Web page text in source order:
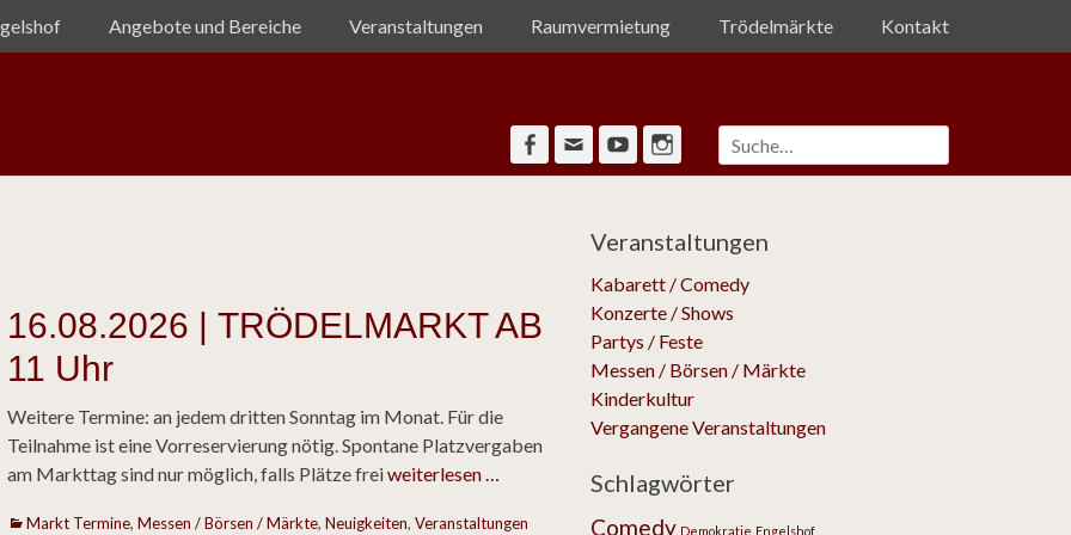
Angebote und Bereiche Veranstaltungen Raumvermietung Trödelmärkte Kontakt
e.V.
Facebook
Email YouTubeInstagram
Suche
nach:
16.08.2026 | TRÖDELMARKT AB
11 Uhr
Weitere Termine: an jedem dritten Sonntag im Monat. Für die
Teilnahme ist eine Vorreservierung nötig. Spontane Platzvergaben
am Markttag sind nur möglich, falls Plätze freiweiterlesen …
Kategorien
Markt Termine, Messen / Börsen / Märkte, Neuigkeiten, Veranstaltungen
Veranstaltungen
Kabarett / Comedy
Konzerte / Shows
Partys / Feste
Messen / Börsen / Märkte
Kinderkultur
Vergangene Veranstaltungen
Schlagwörter
Comedy Demokratie Engelshof